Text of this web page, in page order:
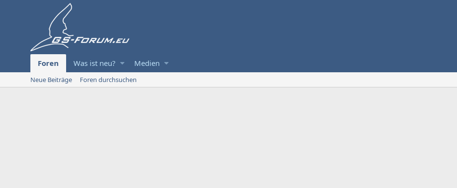
Foren Was ist neu? Medien
Neue Beiträge Foren durchsuchen